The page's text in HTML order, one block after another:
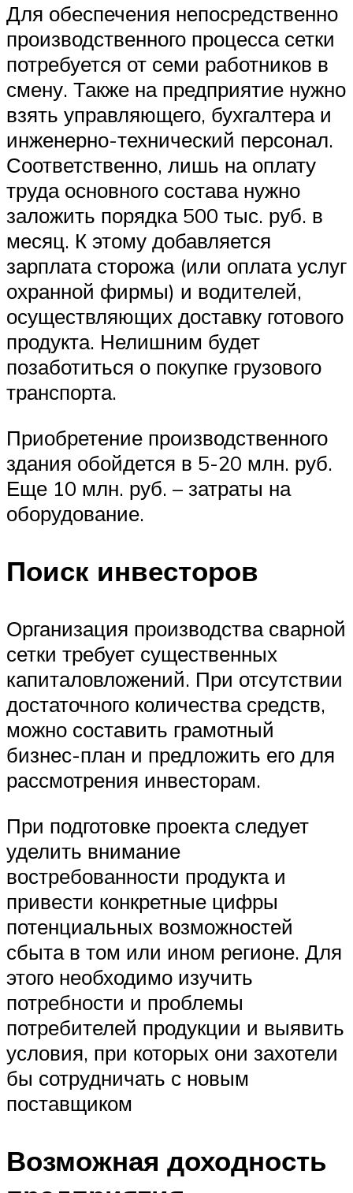
Для обеспечения непосредственно
производственного процесса сетки
потребуется от семи работников в
смену. Также на предприятие нужно
взять управляющего, бухгалтера и
инженерно-технический персонал.
Соответственно, лишь на оплату
труда основного состава нужно
заложить порядка 500 тыс. руб. в
месяц. К этому добавляется
зарплата сторожа (или оплата услуг
охранной фирмы) и водителей,
осуществляющих доставку готового
продукта. Нелишним будет
позаботиться о покупке грузового
транспорта.
Приобретение производственного
здания обойдется в 5-20 млн. руб.
Еще 10 млн. руб. – затраты на
оборудование.
Поиск инвесторов
Организация производства сварной
сетки требует существенных
капиталовложений. При отсутствии
достаточного количества средств,
можно составить грамотный
бизнес-план и предложить его для
рассмотрения инвесторам.
При подготовке проекта следует
уделить внимание
востребованности продукта и
привести конкретные цифры
потенциальных возможностей
сбыта в том или ином регионе. Для
этого необходимо изучить
потребности и проблемы
потребителей продукции и выявить
условия, при которых они захотели
бы сотрудничать с новым
поставщиком
Возможная доходность